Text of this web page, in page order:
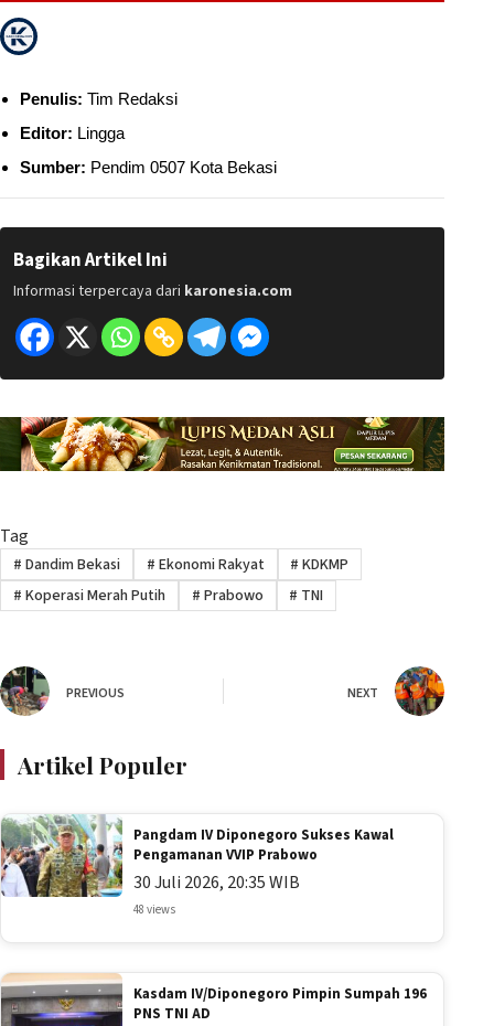
Penulis: Tim Redaksi
Editor: Lingga
Sumber: Pendim 0507 Kota Bekasi
Bagikan Artikel Ini
Informasi terpercaya dari karonesia.com
Tag
# Dandim Bekasi # Ekonomi Rakyat # KDKMP
# Koperasi Merah Putih # Prabowo # TNI
PREVIOUS NEXT
Artikel Populer
Pangdam IV Diponegoro Sukses Kawal
Pengamanan VVIP Prabowo
30 Juli 2026, 20:35 WIB
48 views
Kasdam IV/Diponegoro Pimpin Sumpah 196
PNS TNI AD